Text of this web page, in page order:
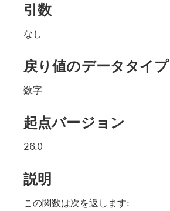
引数
なし
戻り値のデータタイプ
数字
起点バージョン
26.0
説明
この関数は次を返します: